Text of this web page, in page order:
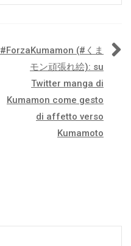
#ForzaKumamon (#くま
モン頑張れ絵): su
Twitter manga di
Kumamon come gesto
di affetto verso
Kumamoto